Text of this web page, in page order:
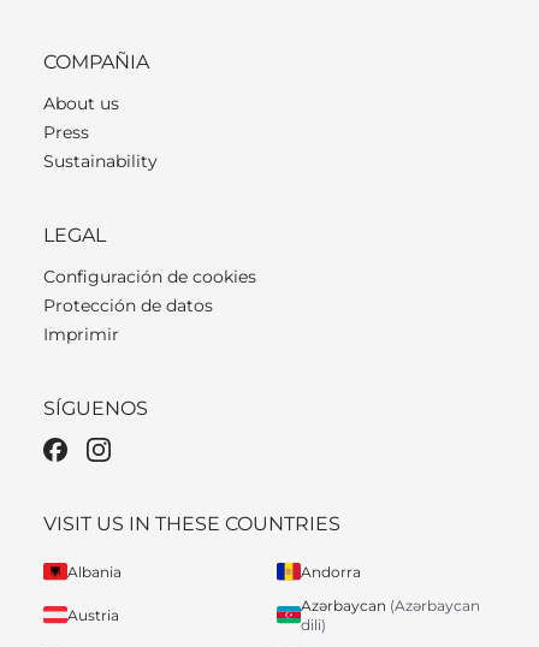
COMPAÑIA
About us
Press
Sustainability
LEGAL
Configuración de cookies
Protección de datos
Imprimir
SÍGUENOS
VISIT US IN THESE COUNTRIES
Albania Andorra
Austria
Azərbaycan (Azərbaycan
dili)